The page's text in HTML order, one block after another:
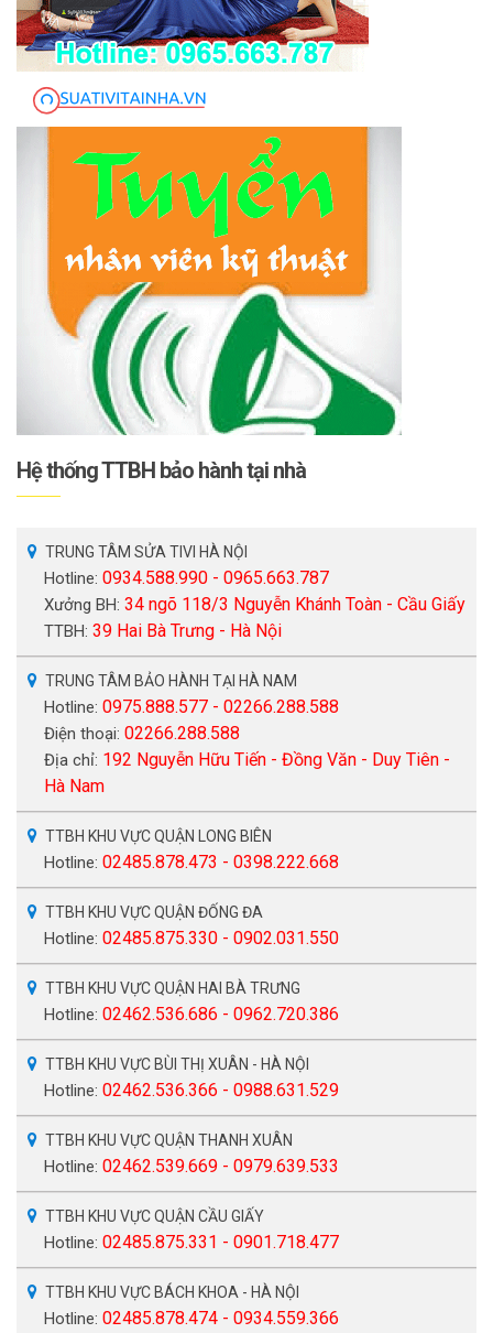
Hệ thống TTBH bảo hành tại nhà
TRUNG TÂM SỬA TIVI HÀ NỘI
Hotline: 0934.588.990 - 0965.663.787
Xưởng BH: 34 ngõ 118/3 Nguyễn Khánh Toàn - Cầu Giấy
TTBH: 39 Hai Bà Trưng - Hà Nội
TRUNG TÂM BẢO HÀNH TẠI HÀ NAM
Hotline: 0975.888.577 - 02266.288.588
Điện thoại: 02266.288.588
Địa chỉ: 192 Nguyễn Hữu Tiến - Đồng Văn - Duy Tiên -
Hà Nam
TTBH KHU VỰC QUẬN LONG BIÊN
Hotline: 02485.878.473 - 0398.222.668
TTBH KHU VỰC QUẬN ĐỐNG ĐA
Hotline: 02485.875.330 - 0902.031.550
TTBH KHU VỰC QUẬN HAI BÀ TRƯNG
Hotline: 02462.536.686 - 0962.720.386
TTBH KHU VỰC BÙI THỊ XUÂN - HÀ NỘI
Hotline: 02462.536.366 - 0988.631.529
TTBH KHU VỰC QUẬN THANH XUÂN
Hotline: 02462.539.669 - 0979.639.533
TTBH KHU VỰC QUẬN CẦU GIẤY
Hotline: 02485.875.331 - 0901.718.477
TTBH KHU VỰC BÁCH KHOA - HÀ NỘI
Hotline: 02485.878.474 - 0934.559.366